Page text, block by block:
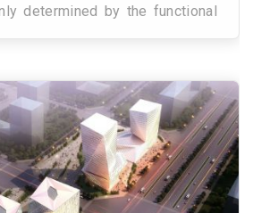
determined by the functional